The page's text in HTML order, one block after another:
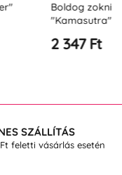
Boldog zokni
"Kamasutra"
2 347 Ft
SZÁLLÍTÁS
feletti vásárlás esetén